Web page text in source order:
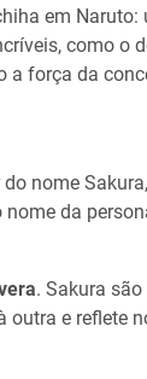
em Naruto:
como o
a força da
nome
nome da
. Sakura
outra e reflete